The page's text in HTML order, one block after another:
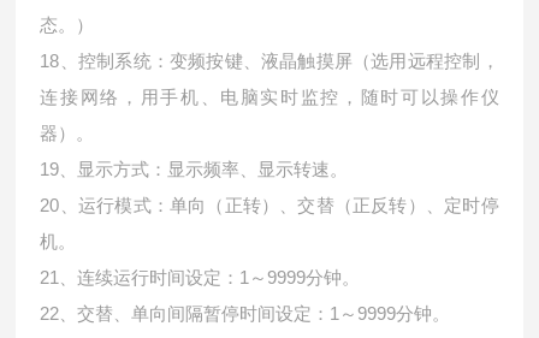
态。）
18、控制系统：变频按键、液晶触摸屏（选用远程控制，
连接网络，用手机、电脑实时监控，随时可以操作仪
器）。
19、显示方式：显示频率、显示转速。
20、运行模式：单向（正转）、交替（正反转）、定时停
机。
21、连续运行时间设定：1～9999分钟。
22、交替、单向间隔暂停时间设定：1～9999分钟。